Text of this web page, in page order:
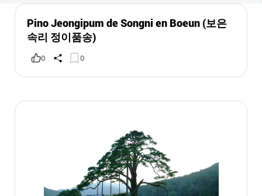
Pino Jeongipum de Songni en Boeun (보은
속리 정이품송)
0 0